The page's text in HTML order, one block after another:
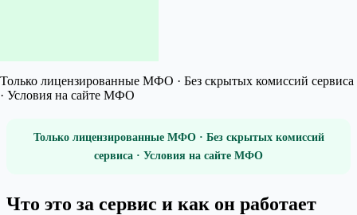
Только лицензированные МФО · Без скрытых комиссий сервиса
· Условия на сайте МФО
Только лицензированные МФО · Без скрытых комиссий
сервиса · Условия на сайте МФО
Что это за сервис и как он работает